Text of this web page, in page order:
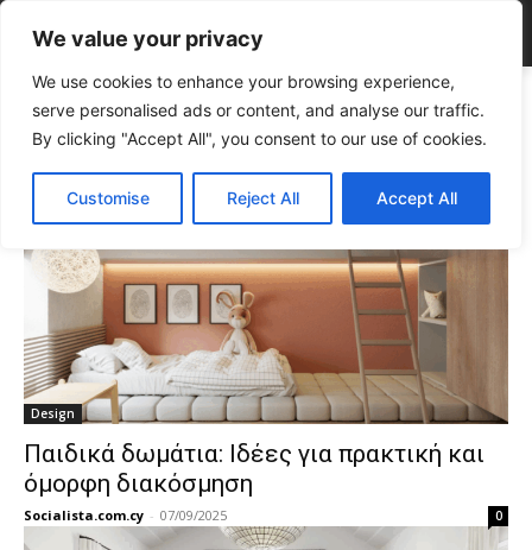
We value your privacy
We use cookies to enhance your browsing experience,
serve personalised ads or content, and analyse our traffic.
By clicking "Accept All", you consent to our use of cookies.
Customise Reject All Accept All
Tags Design ιδέες
Tag:design ιδέες
Design
Παιδικά δωμάτια: Ιδέες για πρακτική και
όμορφη διακόσμηση
Socialista.com.cy - 07/09/2025 0